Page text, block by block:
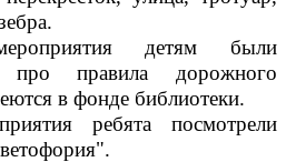
детям были
про правила дорожного
в фонде библиотеки.
ребята посмотрели